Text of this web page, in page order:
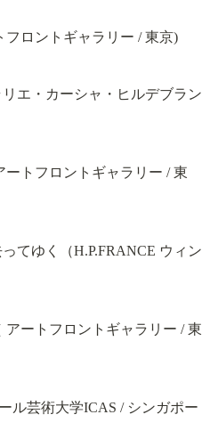
フロントギャラリー / 東京)
リエ・カーシャ・ヒルデブラン
ートフロントギャラリー / 東
てゆく（H.P.FRANCE ウィン
アートフロントギャラリー / 東
ル芸術大学ICAS / シンガポー